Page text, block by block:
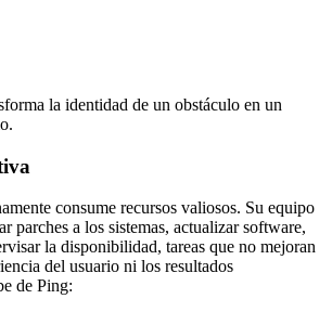
la identidad de un obstáculo en un
consume recursos valiosos. Su equipo
parches a los sistemas, actualizar software,
la disponibilidad, tareas que no mejoran
del usuario ni los resultados
de Ping: